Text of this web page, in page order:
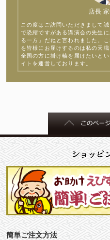
店長
この度はご訪問いただきまして
で恐縮ですがある講演会の先生
る一方」だねと言われました。
を皆様にお届けするのは私の天
全国の方に掛け軸を届けたいと
イトを運営しております。
簡単ご注文方法